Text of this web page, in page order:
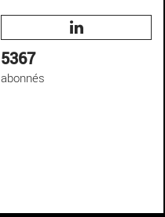
5367
abonnés